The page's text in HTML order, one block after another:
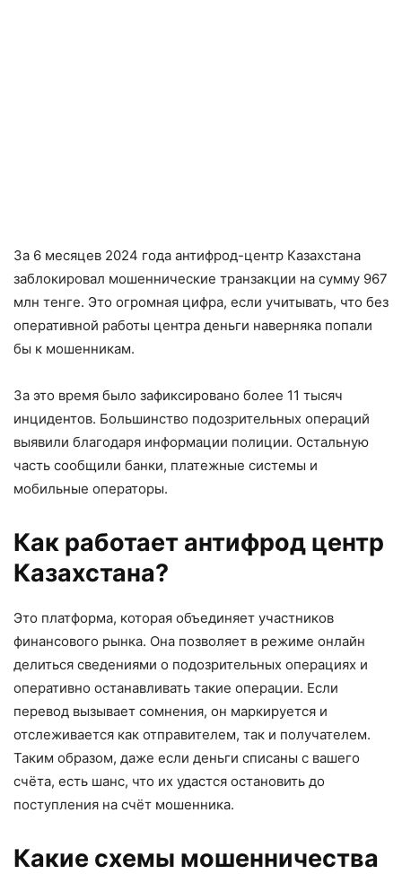
За 6 месяцев 2024 года антифрод-центр Казахстана
заблокировал мошеннические транзакции на сумму 967
млн тенге. Это огромная цифра, если учитывать, что без
оперативной работы центра деньги наверняка попали
бы к мошенникам.
За это время было зафиксировано более 11 тысяч
инцидентов. Большинство подозрительных операций
выявили благодаря информации полиции. Остальную
часть сообщили банки, платежные системы и
мобильные операторы.
Как работает антифрод центр
Казахстана?
Это платформа, которая объединяет участников
финансового рынка. Она позволяет в режиме онлайн
делиться сведениями о подозрительных операциях и
оперативно останавливать такие операции. Если
перевод вызывает сомнения, он маркируется и
отслеживается как отправителем, так и получателем.
Таким образом, даже если деньги списаны с вашего
счёта, есть шанс, что их удастся остановить до
поступления на счёт мошенника.
Какие схемы мошенничества